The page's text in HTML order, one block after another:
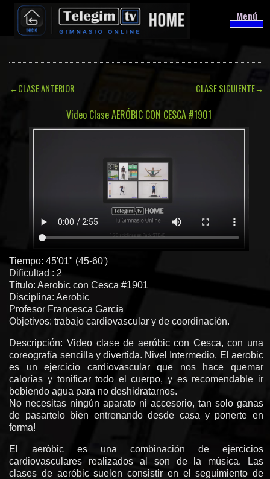
Menú
←CLASE ANTERIOR CLASE SIGUIENTE→
Video Clase AERÓBIC CON CESCA #1901
Tiempo: 45'01" (45-60')
Dificultad : 2
Título: Aerobic con Cesca #1901
Disciplina: Aerobic
Profesor Francesca García
Objetivos: trabajo cardiovascular y de coordinación.
Descripción: Video clase de aeróbic con Cesca, con una
coreografía sencilla y divertida. Nivel Intermedio. El aerobic
es un ejercicio cardiovascular que nos hace quemar
calorías y tonificar todo el cuerpo, y es recomendable ir
bebiendo agua para no deshidratarnos.
No necesitas ningún aparato ni accesorio, tan solo ganas
de pasartelo bien entrenando desde casa y ponerte en
forma!
El aeróbic es una combinación de ejercicios
cardiovasculares realizados al son de la música. Las
clases de aeróbic suelen consistir en el seguimiento de